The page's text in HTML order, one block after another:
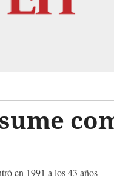
en 1991 a los 43 años